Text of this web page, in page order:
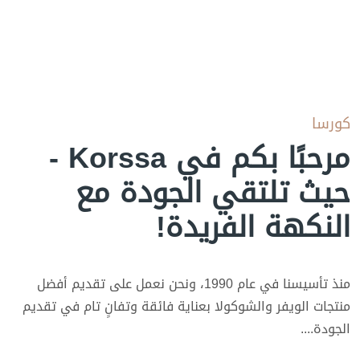
كورسا
مرحبًا بكم في Korssa -
حيث تلتقي الجودة مع
النكهة الفريدة!
منذ تأسيسنا في عام 1990، ونحن نعمل على تقديم أفضل
منتجات الويفر والشوكولا بعناية فائقة وتفانٍ تام في تقديم
الجودة....